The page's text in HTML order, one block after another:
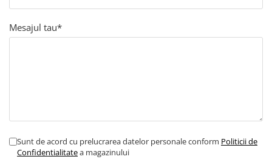
Genți Corai
Genți Crem
Genți Galbene
Genți Nude
Genți Portocalii
Genți Roze
Mesajul tau*
Sunt de acord cu prelucrarea datelor personale conform Politicii de
Confidentialitatea magazinului